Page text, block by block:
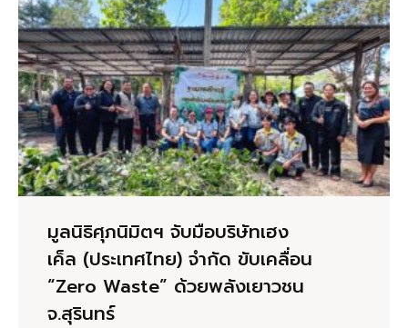
มูลนิธิศุภนิมิตฯ จับมือบริษัทเฮง
เค็ล ‏(ประเทศไทย) จำกัด ขับเคลื่อน
“Zero Waste” ด้วยพลังเยาวชน
จ.สุรินทร์